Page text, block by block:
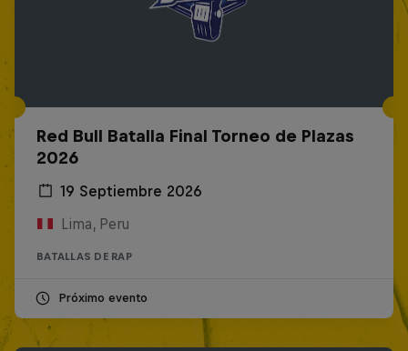
Red Bull Batalla Final Torneo de Plazas
2026
19 Septiembre 2026
Lima, Peru
BATALLAS DE RAP
Próximo evento